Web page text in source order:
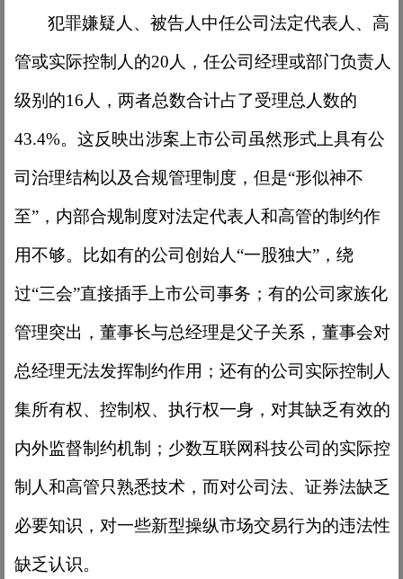
犯罪嫌疑人、被告人中任公司法定代表人、高
管或实际控制人的20人，任公司经理或部门负责人
级别的16人，两者总数合计占了受理总人数的
43.4%。这反映出涉案上市公司虽然形式上具有公
司治理结构以及合规管理制度，但是“形似神不
至”，内部合规制度对法定代表人和高管的制约作
用不够。比如有的公司创始人“一股独大”，绕
过“三会”直接插手上市公司事务；有的公司家族化
管理突出，董事长与总经理是父子关系，董事会对
总经理无法发挥制约作用；还有的公司实际控制人
集所有权、控制权、执行权一身，对其缺乏有效的
内外监督制约机制；少数互联网科技公司的实际控
制人和高管只熟悉技术，而对公司法、证券法缺乏
必要知识，对一些新型操纵市场交易行为的违法性
缺乏认识。